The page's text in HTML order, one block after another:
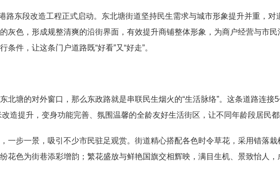
东段改造工程正式启动。东北塘街道坚持民生需求与城市形象提升并重，对
灰色，形成规整清爽的沿街界面，有效提升商铺整体形象，为商户经营与市
条件，让这条门户道路既“好看”又“好走”。
塘的对外窗口，那么东政路就是串联民生烟火的“生活脉络”。这条道路连接
造提升，变身功能完善、氛围温馨的全龄友好生活街区，让不同年龄段居民都
步一景，吸引不少市民驻足观赏。街道精心搭配各色时令草花，采用错落栽
花色为街巷添彩增韵；繁花盛放与鲜艳国旗交相辉映，满目生机、景致怡人，